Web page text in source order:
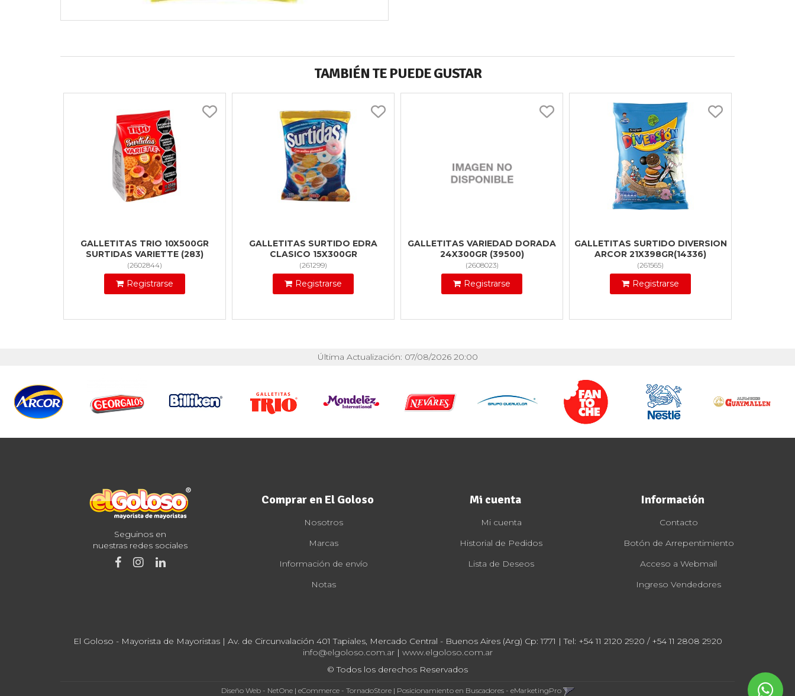
TAMBIÉN TE PUEDE GUSTAR
GALLETITAS TRIO 10X500GR
SURTIDAS VARIETTE (283)
(2602844)
Registrarse
GALLETITAS SURTIDO EDRA
CLASICO 15X300GR
(261299)
Registrarse
GALLETITAS VARIEDAD DORADA
24X300GR (39500)
(2608023)
Registrarse
GALLETITAS SURTIDO DIVERSION
ARCOR 21X398GR(14336)
(261565)
Registrarse
Última Actualización: 07/08/2026 20:00
Seguinos en
nuestras redes sociales
Comprar en El Goloso
Nosotros
Marcas
Información de envío
Notas
Mi cuenta
Mi cuenta
Historial de Pedidos
Lista de Deseos
Información
Contacto
Botón de Arrepentimiento
Acceso a Webmail
Ingreso Vendedores
El Goloso - Mayorista de Mayoristas | Av. de Circunvalación 401 Tapiales, Mercado Central - Buenos Aires (Arg) Cp: 1771 | Tel: +54 11 2120 2920 / +54 11 2808 2920
info@elgoloso.com.ar| www.elgoloso.com.ar
© Todos los derechos Reservados
Diseño Web - NetOne| eCommerce - TornadoStore| Posicionamiento en Buscadores - eMarketingPro